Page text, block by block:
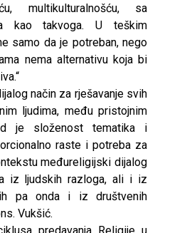
multikulturalnošću, sa
kao takvoga. U teškim
samo da je potreban, nego
nema alternativu koja bi
način za rješavanje svih
ljudima, među pristojnim
je složenost tematika i
raste i potreba za
međureligijski dijalog
iz ljudskih razloga, ali i iz
pa onda i iz društvenih
Vukšić.